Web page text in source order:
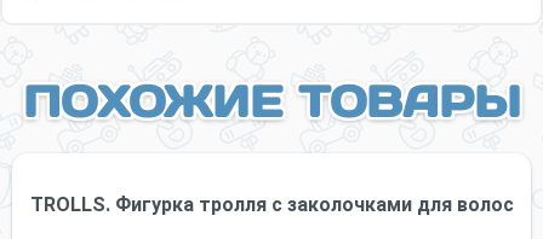
ПОХОЖИЕ ТОВАРЫ
TROLLS. Фигурка тролля c заколочками для волос